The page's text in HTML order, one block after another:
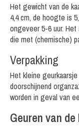
Het gewicht van de
4,4 cm, de hoogte is
ongeveer 5-6 uur. Het
die met (chemische)
Verpakking
Het kleine
doorschijnend
worden in geval van
Geuren van